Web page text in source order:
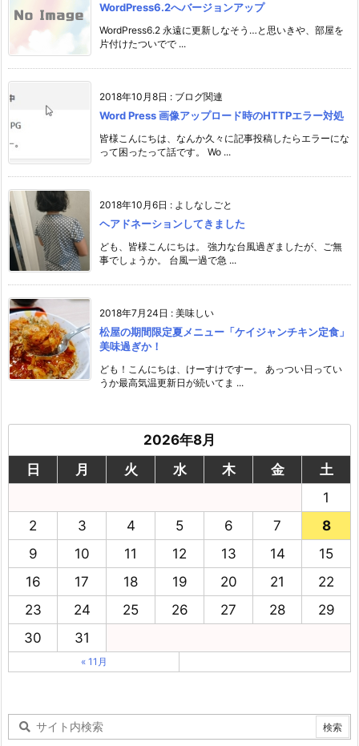
WordPress6.2へバージョンアップ
WordPress6.2 永遠に更新しなそう…と思いきや、部屋を
片付けたついでで ...
2018年10月8日 : ブログ関連
Word Press 画像アップロード時のHTTPエラー対処
皆様こんにちは、なんか久々に記事投稿したらエラーにな
って困ったって話です。 Wo ...
2018年10月6日 : よしなしごと
ヘアドネーションしてきました
ども、皆様こんにちは。 強力な台風過ぎましたが、ご無
事でしょうか。 台風一過で急 ...
2018年7月24日 : 美味しい
松屋の期間限定夏メニュー「ケイジャンチキン定食」
美味過ぎか！
ども！こんにちは、けーすけですー。 あっつい日ってい
うか最高気温更新日が続いてま ...
2026年8月
日
月 火 水 木 金
土
1
2
3 4 5 6 7
8
9
10 11 12 13 14
15
16
17 18 19 20 21
22
23
24 25 26 27 28
29
30
31
« 11月